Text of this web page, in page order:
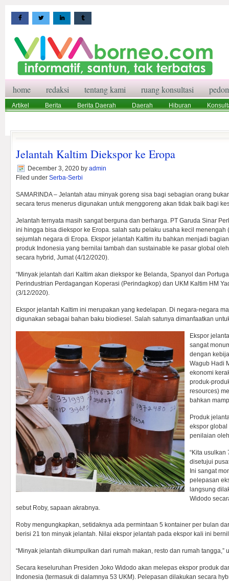
home redaksi tentang kami ruang konsultasi
Artikel Berita Berita Daerah Daerah Hiburan
Jelantah Kaltim Diekspor ke Eropa
December 3, 2020 by admin
Filed under Serba-Serbi
SAMARINDA – Jelantah atau minyak goreng sisa bagi sebagian orang
secara terus menerus digunakan untuk menggoreng akan tidak baik bagi
Jelantah ternyata masih sangat berguna dan berharga. PT Garuda Sinar
ini hingga bisa diekspor ke Eropa. salah satu pelaku usaha kecil menengah
sejumlah negara di Eropa. Ekspor jelantah Kaltim itu bahkan menjadi
produk Indonesia yang bernilai tambah dan sustainable ke pasar global
secara hybrid, Jumat (4/12/2020).
“Minyak jelantah dari Kaltim akan diekspor ke Belanda, Spanyol dan
Perindustrian Perdagangan Koperasi (Perindagkop) dan UKM Kaltim HM
(3/12/2020).
Ekspor jelantah Kaltim ini merupakan yang kedelapan. Di negara-negara
digunakan sebagai bahan baku biodiesel. Salah satunya dimanfaatkan
Ekspor
sangat
dengan
Wagub Hadi
ekonomi
produk-
resources)
bahkan
Produk
ekspor
penilaian
“Kita usulkan
disetujui
Ini sangat
pelepasan
langsung
Widodo
sebut Roby, sapaan akrabnya.
Roby mengungkapkan, setidaknya ada permintaan 5 kontainer per bulan
berisi 21 ton minyak jelantah. Nilai ekspor jelantah pada ekspor kali ini
“Minyak jelantah dikumpulkan dari rumah makan, resto dan rumah tangga,”
Secara keseluruhan Presiden Joko Widodo akan melepas ekspor produk
Indonesia (termasuk di dalamnya 53 UKM). Pelepasan dilakukan secara